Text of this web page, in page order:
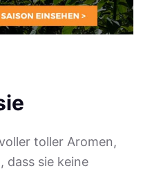
toller Aromen,
dass sie keine